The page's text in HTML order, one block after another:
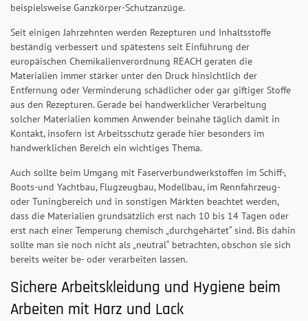
beispielsweise Ganzkörper-Schutzanzüge.
Seit einigen Jahrzehnten werden Rezepturen und Inhaltsstoffe
beständig verbessert und spätestens seit Einführung der
europäischen Chemikalienverordnung REACH geraten die
Materialien immer stärker unter den Druck hinsichtlich der
Entfernung oder Verminderung schädlicher oder gar giftiger Stoffe
aus den Rezepturen. Gerade bei handwerklicher Verarbeitung
solcher Materialien kommen Anwender beinahe täglich damit in
Kontakt, insofern ist Arbeitsschutz gerade hier besonders im
handwerklichen Bereich ein wichtiges Thema.
Auch sollte beim Umgang mit Faserverbundwerkstoffen im Schiff-,
Boots-und Yachtbau, Flugzeugbau, Modellbau, im Rennfahrzeug-
oder Tuningbereich und in sonstigen Märkten beachtet werden,
dass die Materialien grundsätzlich erst nach 10 bis 14 Tagen oder
erst nach einer Temperung chemisch „durchgehärtet“ sind. Bis dahin
sollte man sie noch nicht als „neutral“ betrachten, obschon sie sich
bereits weiter be- oder verarbeiten lassen.
Sichere Arbeitskleidung und Hygiene beim
Arbeiten mit Harz und Lack